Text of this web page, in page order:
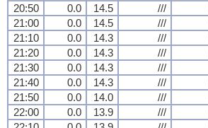
20:50
0.0 14.5 ///
21:00
0.0 14.5 ///
21:10
0.0 14.3 ///
21:20
0.0 14.3 ///
21:30
0.0 14.3 ///
21:40
0.0 14.3 ///
21:50
0.0 14.0 ///
22:00
0.0 13.9 ///